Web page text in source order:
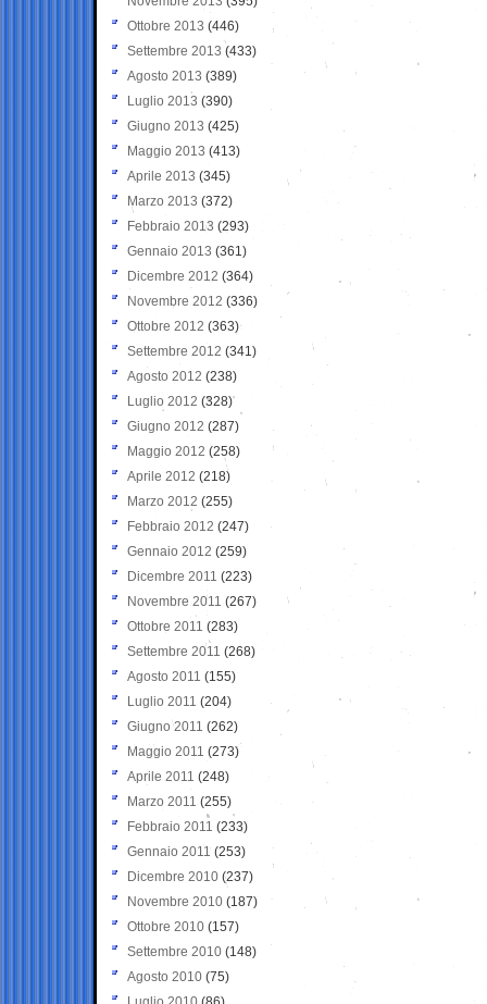
Ottobre 2013 (446)
Settembre 2013 (433)
Agosto 2013 (389)
Luglio 2013 (390)
Giugno 2013 (425)
Maggio 2013 (413)
Aprile 2013 (345)
Marzo 2013 (372)
Febbraio 2013 (293)
Gennaio 2013 (361)
Dicembre 2012 (364)
Novembre 2012 (336)
Ottobre 2012 (363)
Settembre 2012 (341)
Agosto 2012 (238)
Luglio 2012 (328)
Giugno 2012 (287)
Maggio 2012 (258)
Aprile 2012 (218)
Marzo 2012 (255)
Febbraio 2012 (247)
Gennaio 2012 (259)
Dicembre 2011 (223)
Novembre 2011 (267)
Ottobre 2011 (283)
Settembre 2011 (268)
Agosto 2011 (155)
Luglio 2011 (204)
Giugno 2011 (262)
Maggio 2011 (273)
Aprile 2011 (248)
Marzo 2011 (255)
Febbraio 2011 (233)
Gennaio 2011 (253)
Dicembre 2010 (237)
Novembre 2010 (187)
Ottobre 2010 (157)
Settembre 2010 (148)
Agosto 2010 (75)